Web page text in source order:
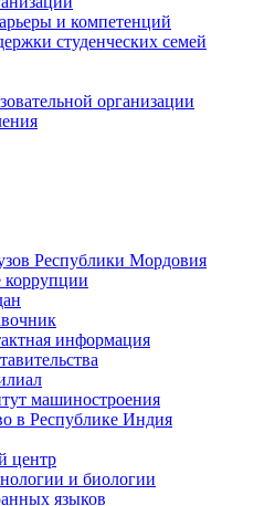
и компетенций
студенческих семей
организации
Республики Мордовия
коррупции
информация
машиностроения
в Республике Индия
центр
и биологии
языков